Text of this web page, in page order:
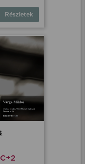
Részletek